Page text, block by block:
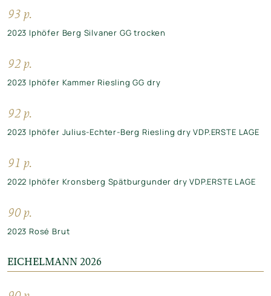
93 p.
2023 Iphöfer Berg Silvaner GG trocken
92 p.
2023 Iphöfer Kammer Riesling GG dry
92 p.
2023 Iphöfer Julius-Echter-Berg Riesling dry VDP.ERSTE LAGE
91 p.
2022 Iphöfer Kronsberg Spätburgunder dry VDP.ERSTE LAGE
90 p.
2023 Rosé Brut
EICHELMANN 2026